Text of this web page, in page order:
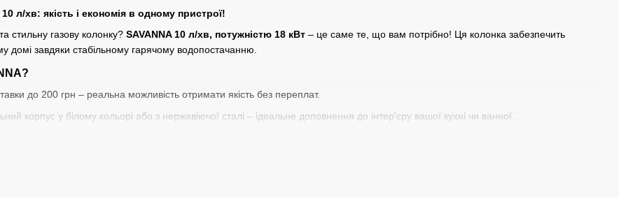
л/хв: якість і економія в одному пристрої!
стильну газову колонку? SAVANNA 10 л/хв, потужністю 18 кВт – це саме те, що вам потрібно! Ця колонка забезпечить
домі завдяки стабільному гарячому водопостачанню.
до 200 грн – реальна можливість отримати якість без переплат.
корпус у білому кольорі або з нержавіючої сталі – ідеальне доповнення до інтер'єру вашої кухні чи ванної.